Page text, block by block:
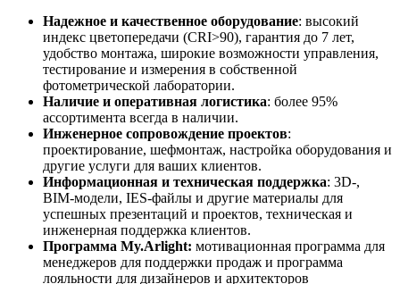
Надежное и качественное оборудование: высокий
индекс цветопередачи (CRI>90), гарантия до 7 лет,
удобство монтажа, широкие возможности управления,
тестирование и измерения в собственной
фотометрической лаборатории.
Наличие и оперативная логистика: более 95%
ассортимента всегда в наличии.
Инженерное сопровождение проектов:
проектирование, шефмонтаж, настройка оборудования и
другие услуги для ваших клиентов.
Информационная и техническая поддержка: 3D-,
BIM-модели, IES-файлы и другие материалы для
успешных презентаций и проектов, техническая и
инженерная поддержка клиентов.
Программа My.Arlight: мотивационная программа для
менеджеров для поддержки продаж и программа
лояльности для дизайнеров и архитекторов